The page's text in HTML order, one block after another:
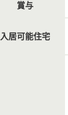
賞与
入居可能住宅